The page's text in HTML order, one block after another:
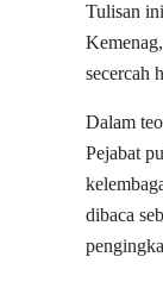
Tulisan
secercah
Dalam
Pejabat
dibaca